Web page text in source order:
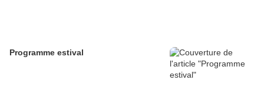
Programme estival